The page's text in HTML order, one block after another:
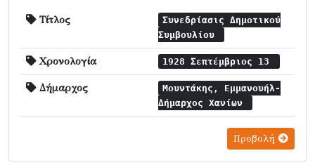
Τίτλος
Συνεδρίασις Δημοτικού
Συμβουλίου
Χρονολογία 1928 Σεπτέμβριος 13
Δήμαρχος
Μουντάκης, Εμμανουήλ-
Δήμαρχος Χανίων
Προβολή